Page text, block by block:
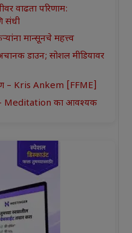
वाढता परिणाम:
संधी
मान्सूनचे महत्त्व
डाउन; सोशल मीडियावर
– Kris Ankem [FFME]
– Meditation का आवश्यक